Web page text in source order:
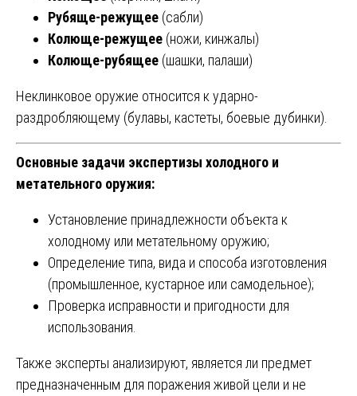
Рубяще-режущее (сабли)
Колюще-режущее (ножи, кинжалы)
Колюще-рубящее (шашки, палаши)
Неклинковое оружие относится к ударно-
раздробляющему (булавы, кастеты, боевые дубинки).
Основные задачи экспертизы холодного и
метательного оружия:
Установление принадлежности объекта к
холодному или метательному оружию;
Определение типа, вида и способа изготовления
(промышленное, кустарное или самодельное);
Проверка исправности и пригодности для
использования.
Также эксперты анализируют, является ли предмет
предназначенным для поражения живой цели и не